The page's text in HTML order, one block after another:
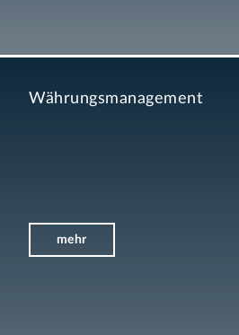
Währungsmanagement
mehr